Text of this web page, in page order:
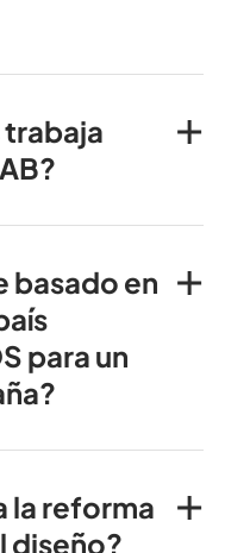
trabaja
basado en
para un
la reforma
diseño?